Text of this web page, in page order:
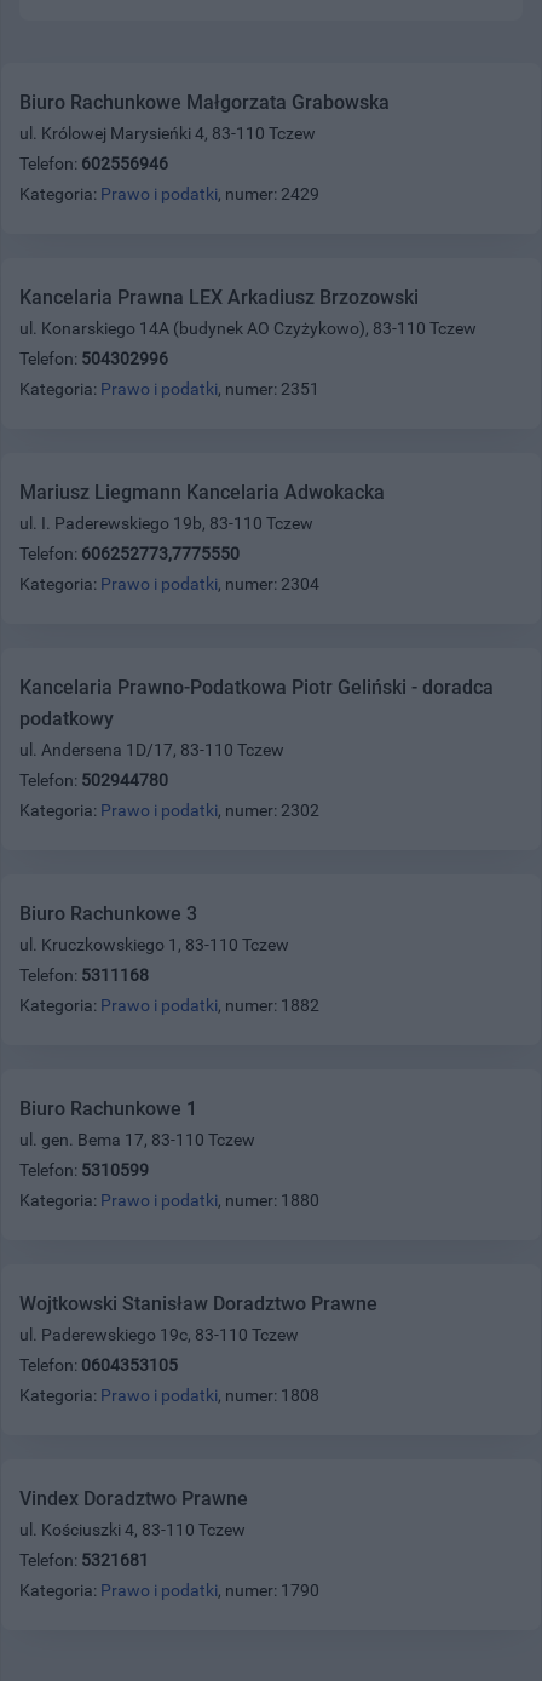
Biuro Rachunkowe Małgorzata Grabowska
ul. Królowej Marysieńki 4, 83-110 Tczew
Telefon: 602556946
Kategoria: Prawo i podatki, numer: 2429
Kancelaria Prawna LEX Arkadiusz Brzozowski
ul. Konarskiego 14A (budynek AO Czyżykowo), 83-110 Tczew
Telefon: 504302996
Kategoria: Prawo i podatki, numer: 2351
Mariusz Liegmann Kancelaria Adwokacka
ul. I. Paderewskiego 19b, 83-110 Tczew
Telefon: 606252773,7775550
Kategoria: Prawo i podatki, numer: 2304
Kancelaria Prawno-Podatkowa Piotr Geliński - doradca
podatkowy
ul. Andersena 1D/17, 83-110 Tczew
Telefon: 502944780
Kategoria: Prawo i podatki, numer: 2302
Biuro Rachunkowe 3
ul. Kruczkowskiego 1, 83-110 Tczew
Telefon: 5311168
Kategoria: Prawo i podatki, numer: 1882
Biuro Rachunkowe 1
ul. gen. Bema 17, 83-110 Tczew
Telefon: 5310599
Kategoria: Prawo i podatki, numer: 1880
Wojtkowski Stanisław Doradztwo Prawne
ul. Paderewskiego 19c, 83-110 Tczew
Telefon: 0604353105
Kategoria: Prawo i podatki, numer: 1808
Vindex Doradztwo Prawne
ul. Kościuszki 4, 83-110 Tczew
Telefon: 5321681
Kategoria: Prawo i podatki, numer: 1790